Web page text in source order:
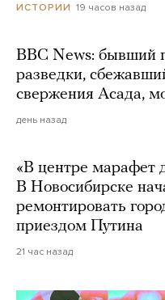
ИСТОРИИ 19 часов назад
BBC News: бывший
разведки,
свержения Асада,
день назад
«В центре марафет
В Новосибирске
ремонтировать
приездом Путина
21 час назад